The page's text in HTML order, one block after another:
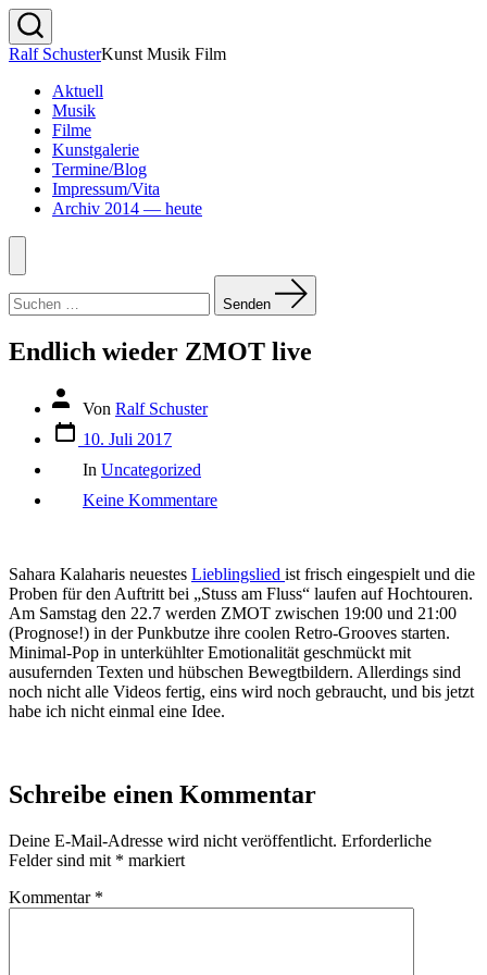
Zum
Inhalt
springen
Suche
ein-/ausblenden
Ralf SchusterKunst Musik Film
Aktuell
Musik
Filme
Kunstgalerie
Termine/Blog
Impressum/Vita
Archiv 2014 — heute
Menü
nach:
Senden
Endlich wieder ZMOT live
Beitragsautor
Von Ralf Schuster
Veröffentlichungsdatum
10. Juli 2017
In Uncategorized
Keine KommentareEndlich
live
Sahara Kalaharis neuestes Lieblingslied ist frisch eingespielt und die
Proben für den Auftritt bei „Stuss am Fluss“ laufen auf Hochtouren.
Am Samstag den 22.7 werden ZMOT zwischen 19:00 und 21:00
(Prognose!) in der Punkbutze ihre coolen Retro-Grooves starten.
Minimal-Pop in unterkühlter Emotionalität geschmückt mit
ausufernden Texten und hübschen Bewegtbildern. Allerdings sind
noch nicht alle Videos fertig, eins wird noch gebraucht, und bis jetzt
habe ich nicht einmal eine Idee.
Schreibe einen Kommentar
Deine E-Mail-Adresse wird nicht veröffentlicht. Erforderliche
Felder sind mit * markiert
Kommentar *